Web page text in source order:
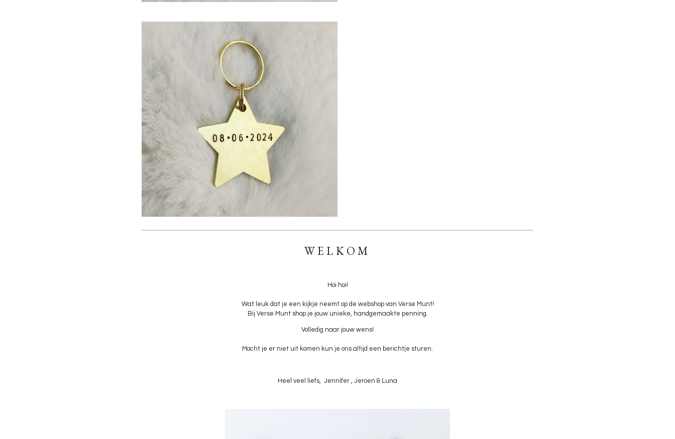
W E L K O M
Hoi hoi!
Wat leuk dat je een kijkje neemt op de webshop van Verse Munt!
Bij Verse Munt shop je jouw unieke, handgemaakte penning.
Volledig naar jouw wens!
Mocht je er niet uit komen kun je ons altijd een berichtje sturen.
Heel veel liefs, Jennifer , Jeroen & Luna